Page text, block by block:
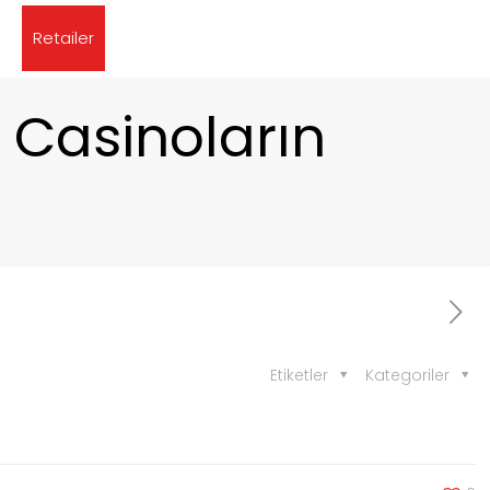
Retailer
Kategoriler
Etiketler